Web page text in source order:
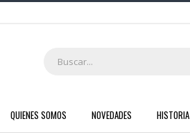
QUIENES SOMOS NOVEDADES HISTORIA